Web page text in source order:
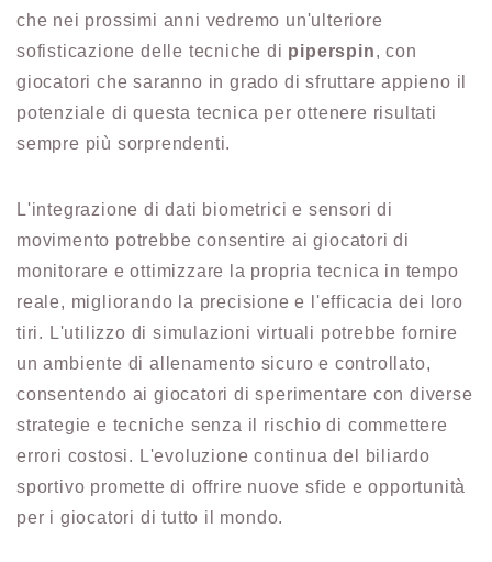
che nei prossimi anni vedremo un'ulteriore
sofisticazione delle tecniche di piperspin, con
giocatori che saranno in grado di sfruttare appieno il
potenziale di questa tecnica per ottenere risultati
sempre più sorprendenti.
L'integrazione di dati biometrici e sensori di
movimento potrebbe consentire ai giocatori di
monitorare e ottimizzare la propria tecnica in tempo
reale, migliorando la precisione e l'efficacia dei loro
tiri. L'utilizzo di simulazioni virtuali potrebbe fornire
un ambiente di allenamento sicuro e controllato,
consentendo ai giocatori di sperimentare con diverse
strategie e tecniche senza il rischio di commettere
errori costosi. L'evoluzione continua del biliardo
sportivo promette di offrire nuove sfide e opportunità
per i giocatori di tutto il mondo.